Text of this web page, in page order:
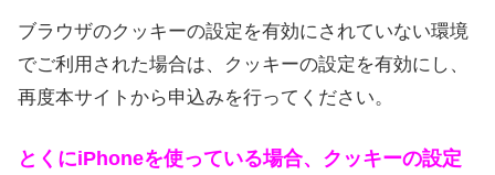
ブラウザのクッキーの設定を有効にされていない環境
でご利用された場合は、クッキーの設定を有効にし、
再度本サイトから申込みを行ってください。
とくにiPhoneを使っている場合、クッキーの設定